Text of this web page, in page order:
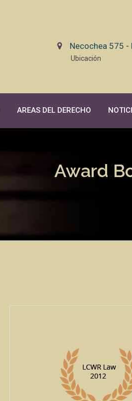
Necochea 575 -
Ubicación
AREAS DEL DERECHO
Award